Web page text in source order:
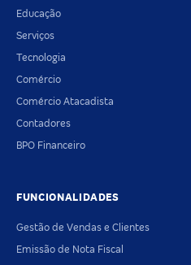
Educação
Serviços
Tecnologia
Comércio
Comércio Atacadista
Contadores
BPO Financeiro
FUNCIONALIDADES
Gestão de Vendas e Clientes
Emissão de Nota Fiscal